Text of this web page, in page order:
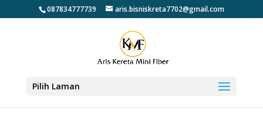
087834777739 aris.bisniskreta7702@gmail.com
Pilih Laman